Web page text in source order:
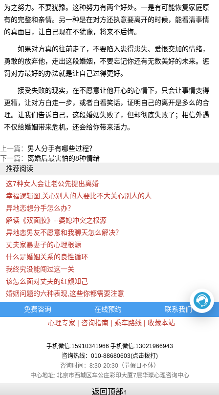
为之努力。不要犹豫。这种努力有两个好处。一是有可能恢复家庭原
有的完整和亲情。另一种是在对方还执意要离开的时候，能看清事情
的真面目，让自己现在不犹豫，将来不后悔。
如果对方真的往前走了，不要陷入患得患失、爱恨交加的情绪，
勇敢的放弃他，走出这段婚姻，不要忘记你还有无数美好的未来。惩
罚对方最好的办法就是让自己过得更好。
接受失败的现实，在不愿意让他开心的心情下，只会让事情变得
更糟，让对方白走一步，或者白看笑话，证明自己的离开是多么的合
理。让我们告诉自己，这段婚姻失败了，但却彻底失败了；相信外遇
不仅给婚姻带来危机，还会给你带来活力。
上一篇： 男人分手有哪些过程？
下一篇： 离婚后最害怕的8种情绪
推荐阅读
这7种女人会让老公先提出离婚
幸福逻辑图,关心别人的人要比不大关心别人的人
异地恋想分手怎么办？
解读《双面胶》--婆媳冲突之根源
异地恋男友不愿意和我聊天怎么解决？
丈夫家暴妻子的心理根源
什么是婚姻关系的良性循环
我终究没能闯过这一关
该怎么面对丈夫的红颜知己
婚姻问题的六种表现,这些你都需要注意
免费咨询
在线预约
联系我们
心理专家 | 咨询指南 | 乘车路线 | 收藏本站
手机微信:15910341966 手机微信:13021966943
咨询热线：010-88680603(点击拨打)
咨询时间：8:30-20:30（节假日不休）
中心地址: 北京市西城区车公庄彩印大厦7层华璨心理咨询中心
返回顶部↑